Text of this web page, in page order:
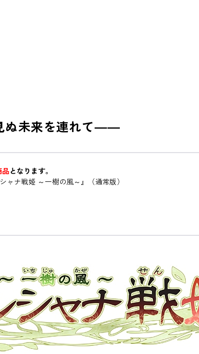
ぬ未来を連れて――
品となります。
ャナ戦姫 ～一樹の風～』（通常版）